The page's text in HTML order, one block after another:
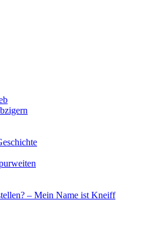
– Mein Name ist Kneiff